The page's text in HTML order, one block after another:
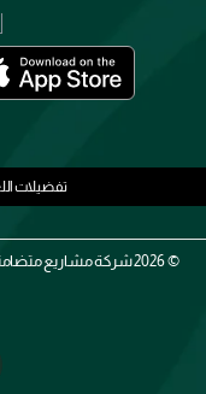
تفضيلات
2026 ©شركة مشاريع